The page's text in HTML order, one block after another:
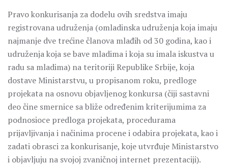
Pravo konkurisanja za dodelu ovih sredstva imaju
registrovana udruženja (omladinska udruženja koja imaju
najmanje dve trećine članova mlađih od 30 godina, kao i
udruženja koja se bave mladima i koja su imala iskustva u
radu sa mladima) na teritoriji Republike Srbije, koja
dostave Ministarstvu, u propisanom roku, predloge
projekata na osnovu objavljenog konkursa (čiji sastavni
deo čine smernice sa bliže određenim kriterijumima za
podnosioce predloga projekata, procedurama
prijavljivanja i načinima procene i odabira projekata, kao i
zadati obrasci za konkurisanje, koje utvrđuje Ministarstvo
i objavljuju na svojoj zvaničnoj internet prezentaciji).